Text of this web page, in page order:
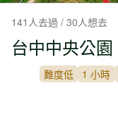
141人去過 / 30人想去
台中中央公園
難度低 1 小時